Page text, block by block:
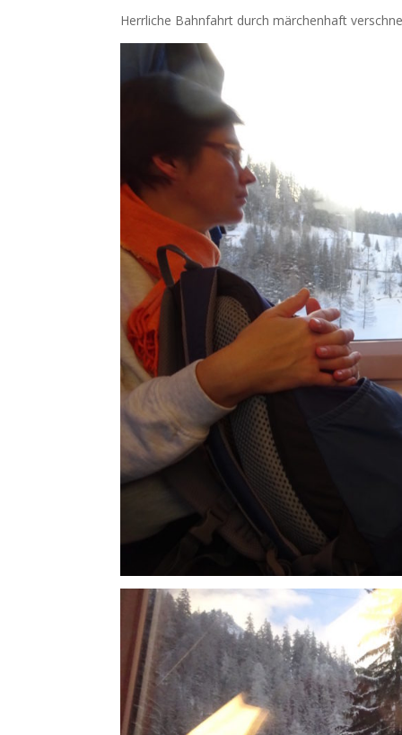
Herrliche Bahnfahrt durch märchenhaft